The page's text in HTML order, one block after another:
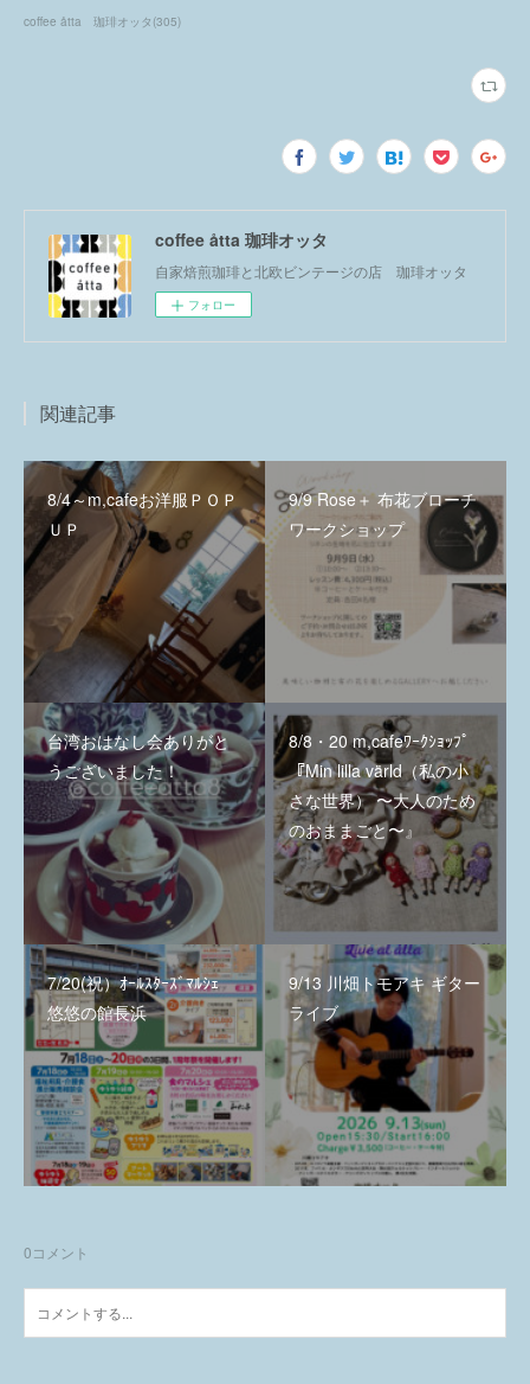
coffee åtta 珈琲オッタ (305)
coffee åtta 珈琲オッタ
自家焙煎珈琲と北欧ビンテージの店 珈琲オッタ
フォロー
関連記事
8/4～m,cafeお洋服ＰＯＰ
ＵＰ
9/9 Rose＋ 布花ブローチ
ワークショップ
台湾おはなし会ありがと
うございました！
8/8・20 m,cafeﾜｰｸｼｮｯﾌﾟ
『Min lilla värld（私の小
さな世界） 〜大人のため
のおままごと〜』
7/20(祝）ｵｰﾙｽﾀｰｽﾞﾏﾙｼｪ
悠悠の館長浜
9/13 川畑トモアキ ギター
ライブ
0コメント